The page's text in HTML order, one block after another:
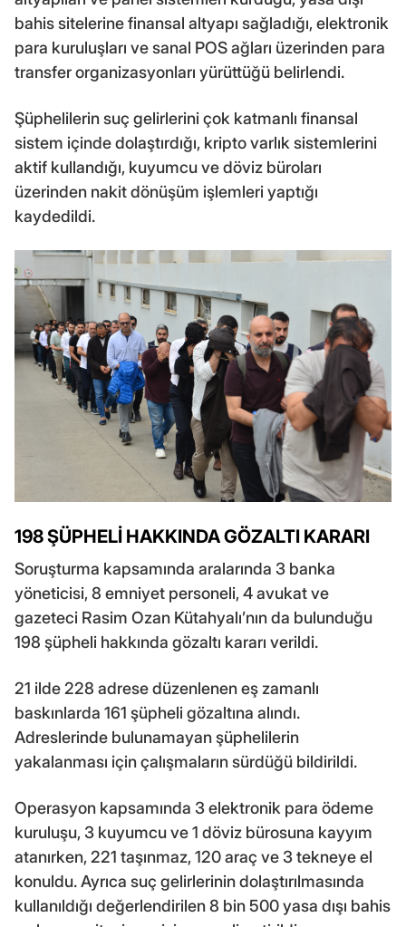
bahis sitelerine finansal altyapı sağladığı, elektronik
para kuruluşları ve sanal POS ağları üzerinden para
transfer organizasyonları yürüttüğü belirlendi.
Şüphelilerin suç gelirlerini çok katmanlı finansal
sistem içinde dolaştırdığı, kripto varlık sistemlerini
aktif kullandığı, kuyumcu ve döviz büroları
üzerinden nakit dönüşüm işlemleri yaptığı
kaydedildi.
198 ŞÜPHELİ HAKKINDA GÖZALTI KARARI
Soruşturma kapsamında aralarında 3 banka
yöneticisi, 8 emniyet personeli, 4 avukat ve
gazeteci Rasim Ozan Kütahyalı’nın da bulunduğu
198 şüpheli hakkında gözaltı kararı verildi.
21 ilde 228 adrese düzenlenen eş zamanlı
baskınlarda 161 şüpheli gözaltına alındı.
Adreslerinde bulunamayan şüphelilerin
yakalanması için çalışmaların sürdüğü bildirildi.
Operasyon kapsamında 3 elektronik para ödeme
kuruluşu, 3 kuyumcu ve 1 döviz bürosuna kayyım
atanırken, 221 taşınmaz, 120 araç ve 3 tekneye el
konuldu. Ayrıca suç gelirlerinin dolaştırılmasında
kullanıldığı değerlendirilen 8 bin 500 yasa dışı bahis